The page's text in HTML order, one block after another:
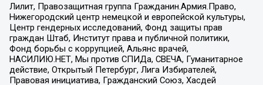
Лилит, Правозащитная группа Гражданин.Армия.Право,
Нижегородский центр немецкой и европейской культуры,
Центр гендерных исследований, Фонд защиты прав
граждан Штаб, Институт права и публичной политики,
Фонд борьбы с коррупцией, Альянс врачей,
НАСИЛИЮ.НЕТ, Мы против СПИДа, СВЕЧА, Гуманитарное
действие, Открытый Петербург, Лига Избирателей,
Правовая инициатива, Гражданский Союз, Хасдей